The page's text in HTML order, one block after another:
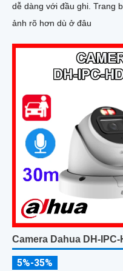
dễ dàng với đầu ghi. Trang bị Chống Ngược Sáng DWDR hình
ảnh rõ hơn dù ở đâu
Camera Dahua DH-IPC-
5%-35%